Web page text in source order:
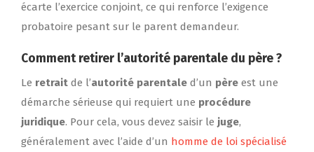
écarte l’exercice conjoint, ce qui renforce l’exigence
probatoire pesant sur le parent demandeur.
Comment retirer l’autorité parentale du père ?
Le retrait de l’autorité parentale d’un père est une
démarche sérieuse qui requiert une procédure
juridique. Pour cela, vous devez saisir le juge,
généralement avec l’aide d’un homme de loi spécialisé